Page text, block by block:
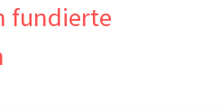
fundierte